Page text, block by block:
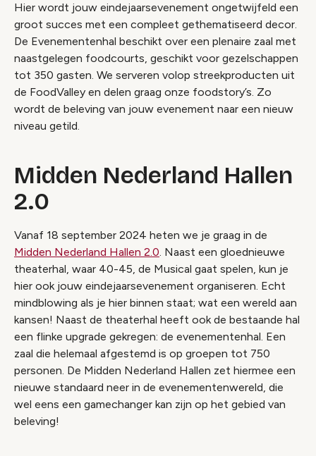
Hier wordt jouw eindejaarsevenement ongetwijfeld een
groot succes met een compleet gethematiseerd decor.
De Evenementenhal beschikt over een plenaire zaal met
naastgelegen foodcourts, geschikt voor gezelschappen
tot 350 gasten. We serveren volop streekproducten uit
de FoodValley en delen graag onze foodstory’s. Zo
wordt de beleving van jouw evenement naar een nieuw
niveau getild.
Midden Nederland Hallen
2.0
Vanaf 18 september 2024 heten we je graag in de
Midden Nederland Hallen 2.0. Naast een gloednieuwe
theaterhal, waar 40-45, de Musical gaat spelen, kun je
hier ook jouw eindejaarsevenement organiseren. Echt
mindblowing als je hier binnen staat; wat een wereld aan
kansen! Naast de theaterhal heeft ook de bestaande hal
een flinke upgrade gekregen: de evenementenhal. Een
zaal die helemaal afgestemd is op groepen tot 750
personen. De Midden Nederland Hallen zet hiermee een
nieuwe standaard neer in de evenementenwereld, die
wel eens een gamechanger kan zijn op het gebied van
beleving!